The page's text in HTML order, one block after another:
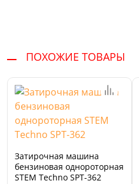
ПОХОЖИЕ ТОВАРЫ
Затирочная машина
бензиновая однороторная
STEM Techno SPT-362